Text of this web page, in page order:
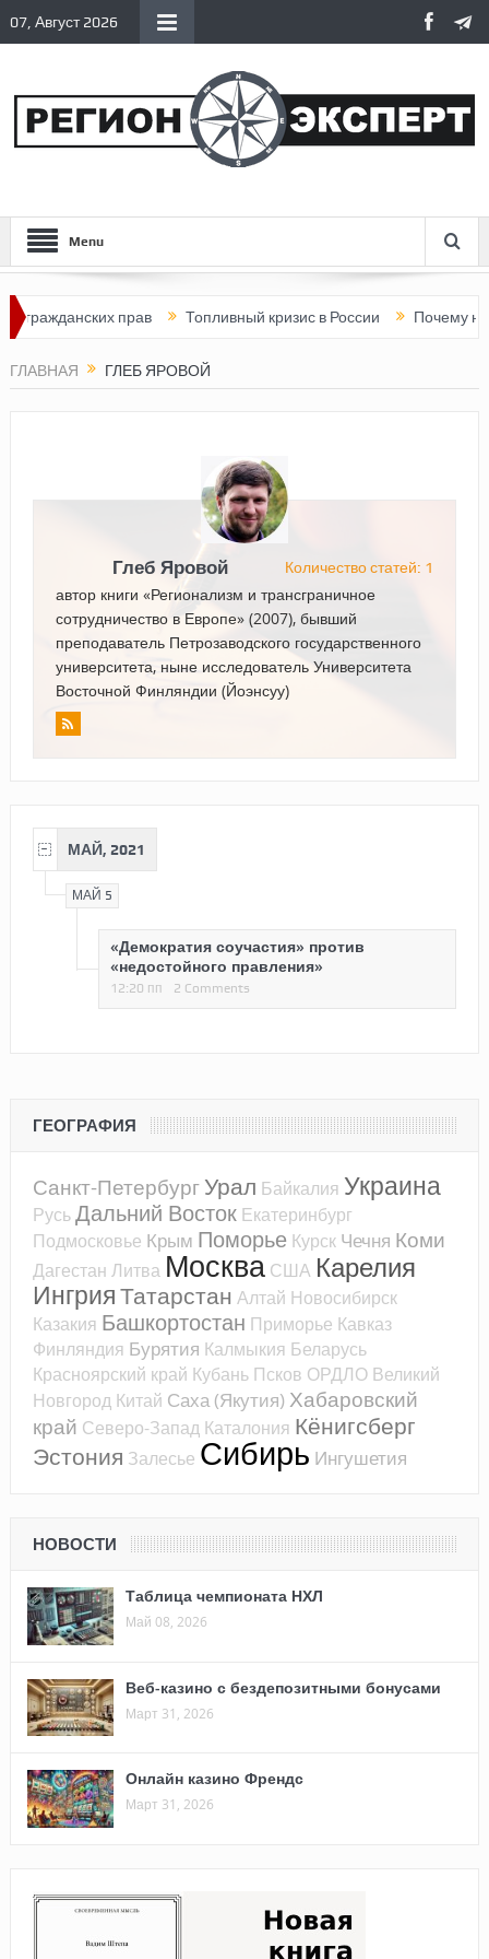
07, Август 2026
Menu
прав Топливный кризис в России Почему
ГЛАВНАЯ ГЛЕБ ЯРОВОЙ
Глеб Яровой Количество статей: 1
автор книги «Регионализм и трансграничное
сотрудничество в Европе» (2007), бывший
преподаватель Петрозаводского государственного
университета, ныне исследователь Университета
Восточной Финляндии (Йоэнсуу)
МАЙ, 2021
МАЙ 5
«Демократия соучастия» против
«недостойного правления»
12:20 пп 2 Comments
ГЕОГРАФИЯ
Санкт-Петербург Урал Байкалия Украина
РусьДальний Восток Екатеринбург
Подмосковье Крым Поморье Курск Чечня Коми
Дагестан Литва Москва США Карелия
ИнгрияТатарстан Алтай Новосибирск
Казакия Башкортостан Приморье Кавказ
Финляндия Бурятия Калмыкия Беларусь
Красноярский край Кубань Псков ОРДЛО Великий
Новгород Китай Саха (Якутия) Хабаровский
край Северо-Запад Каталония Кёнигсберг
Эстония Залесье Сибирь Ингушетия
НОВОСТИ
Таблица чемпионата НХЛ
Май 08, 2026
Веб-казино с бездепозитными бонусами
Март 31, 2026
Онлайн казино Френдс
Март 31, 2026